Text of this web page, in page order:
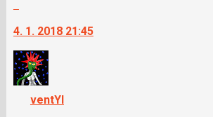
další
nový
názor.
K
navigaci
lze
4. 1. 2018 21:45
ventYl